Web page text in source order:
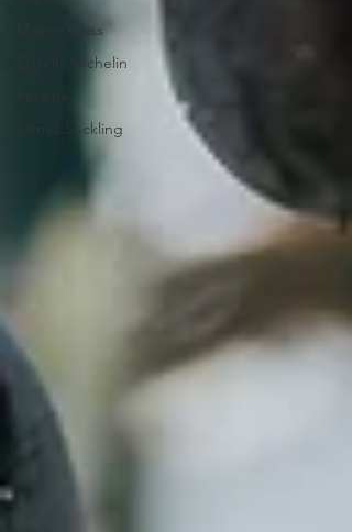
Master Class
Estrella Michelin
Retama
James Suckling